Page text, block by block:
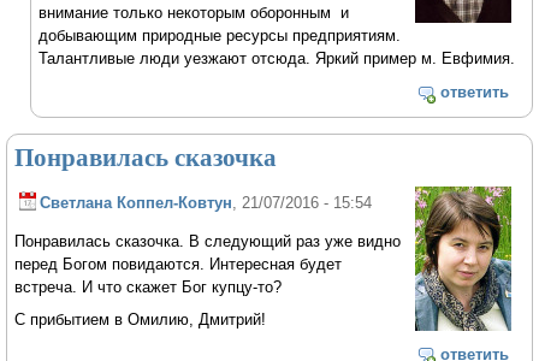
внимание только некоторым оборонным и
добывающим природные ресурсы предприятиям.
Талантливые люди уезжают отсюда. Яркий пример м. Евфимия.
ответить
Понравилась сказочка
Светлана Коппел-Ковтун , 21/07/2016 - 15:54
Понравилась сказочка. В следующий раз уже видно
перед Богом повидаются. Интересная будет
встреча. И что скажет Бог купцу-то?
С прибытием в Омилию, Дмитрий!
ответить